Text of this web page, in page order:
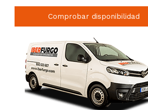
Comprobar disponibilidad